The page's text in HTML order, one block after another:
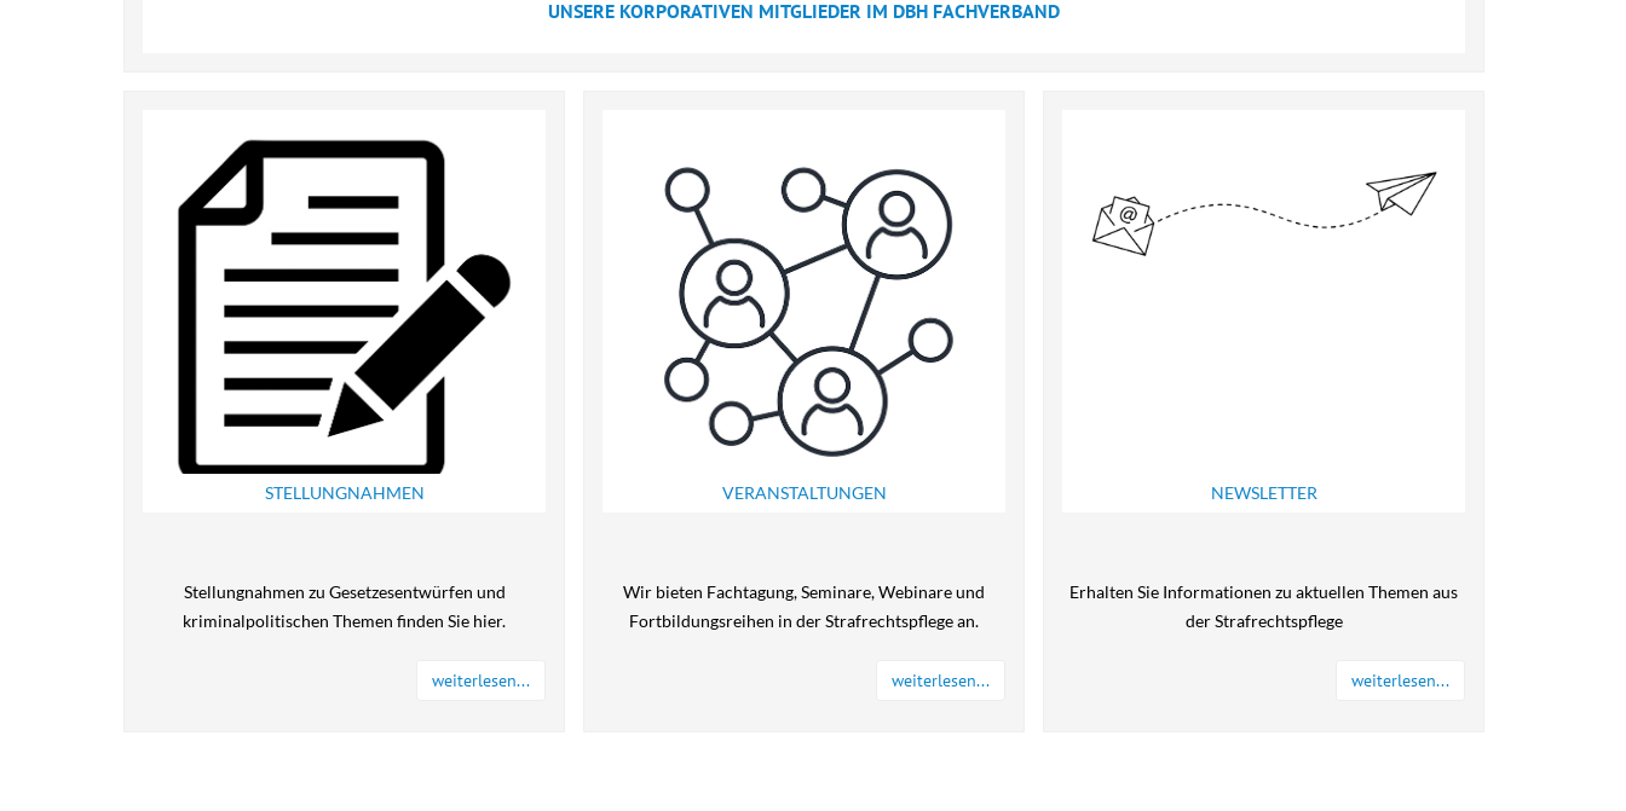
UNSERE KORPORATIVEN MITGLIEDER IM DBH FACHVERBAND
STELLUNGNAHMEN
Stellungnahmen zu Gesetzesentwürfen und
kriminalpolitischen Themen finden Sie hier.
weiterlesen...
VERANSTALTUNGEN
Wir bieten Fachtagung, Seminare, Webinare und
Fortbildungsreihen in der Strafrechtspflege an.
weiterlesen...
NEWSLETTER
Erhalten Sie Informationen zu aktuellen Themen aus
der Strafrechtspflege
weiterlesen...